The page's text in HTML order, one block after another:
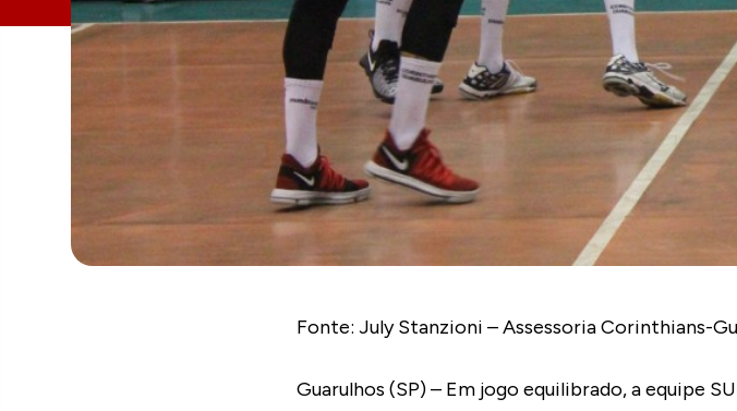
Fonte: July Stanzioni –
Guarulhos (SP) – Em jogo equilibrado, a equipe